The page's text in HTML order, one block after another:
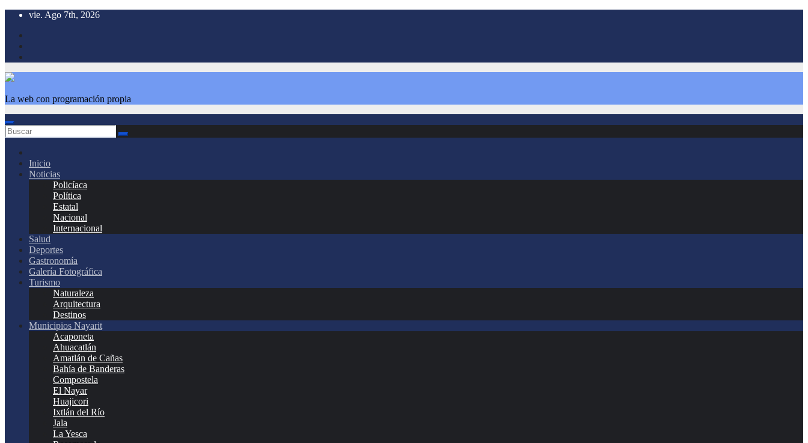
Saltar
contenido
vie. Ago 7th, 2026
La web con programación propia
Inicio
Noticias
Policíaca
Política
Estatal
Nacional
Internacional
Salud
Deportes
Gastronomía
Galería Fotográfica
Turismo
Naturaleza
Arquitectura
Destinos
Municipios Nayarit
Acaponeta
Ahuacatlán
Amatlán de Cañas
Bahía de Banderas
Compostela
El Nayar
Huajicori
Ixtlán del Río
Jala
La Yesca